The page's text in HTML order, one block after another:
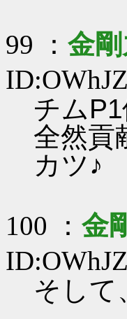
99 ： 金
チム
全然貢
カツ♪
100 ： 金
そして